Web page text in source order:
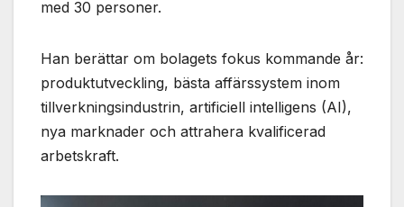
med 30 personer.
Han berättar om bolagets fokus kommande år:
produktutveckling, bästa affärssystem inom
tillverkningsindustrin, artificiell intelligens (AI),
nya marknader och attrahera kvalificerad
arbetskraft.
uppbyggnad,
baserat på
hur
hemsidan
används.
Marknadsföring